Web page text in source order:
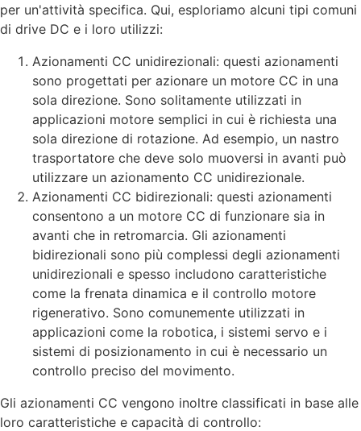
per un'attività specifica. Qui, esploriamo alcuni tipi comuni
di drive DC e i loro utilizzi:
Azionamenti CC unidirezionali: questi azionamenti
sono progettati per azionare un motore CC in una
sola direzione. Sono solitamente utilizzati in
applicazioni motore semplici in cui è richiesta una
sola direzione di rotazione. Ad esempio, un nastro
trasportatore che deve solo muoversi in avanti può
utilizzare un azionamento CC unidirezionale.
Azionamenti CC bidirezionali: questi azionamenti
consentono a un motore CC di funzionare sia in
avanti che in retromarcia. Gli azionamenti
bidirezionali sono più complessi degli azionamenti
unidirezionali e spesso includono caratteristiche
come la frenata dinamica e il controllo motore
rigenerativo. Sono comunemente utilizzati in
applicazioni come la robotica, i sistemi servo e i
sistemi di posizionamento in cui è necessario un
controllo preciso del movimento.
Gli azionamenti CC vengono inoltre classificati in base alle
loro caratteristiche e capacità di controllo: